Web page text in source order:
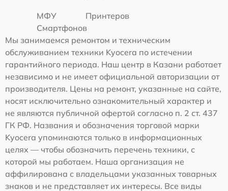
МФУ
Принтеров
Смартфонов
Мы занимаемся ремонтом и техническим
обслуживанием техники Kyocera по истечении
гарантийного периода. Наш центр в Казани работает
независимо и не имеет официальной авторизации от
производителя. Цены на ремонт, указанные на сайте,
носят исключительно ознакомительный характер и
не являются публичной офертой согласно п. 2 ст. 437
ГК РФ. Названия и обозначения торговой марки
Kyocera упоминаются только в информационных
целях — чтобы обозначить перечень техники, с
которой мы работаем. Наша организация не
аффилирована с владельцами указанных товарных
знаков и не представляет их интересы. Все виды